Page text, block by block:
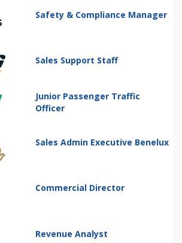
Safety & Compliance Manager
Sales Support Staff
Junior Passenger Traffic
Officer
Sales Admin Executive Benelux
Commercial Director
Revenue Analyst